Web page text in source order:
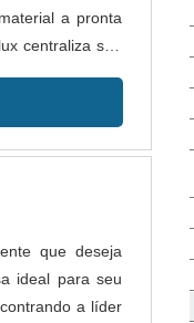
a pronta
centraliza sua
que deseja
ideal para seu
a líder